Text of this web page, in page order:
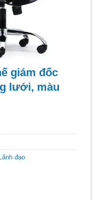
giám đốc
lưới, màu
đạo